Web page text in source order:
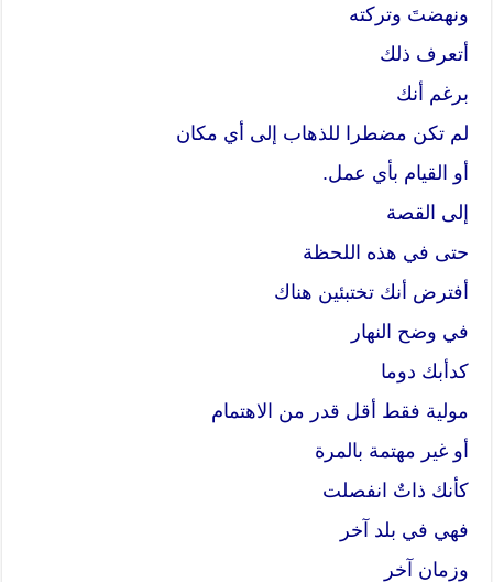
ونهضتَ وتركته
أتعرف ذلك
برغم أنك
لم تكن مضطرا للذهاب إلى أي مكان
أو القيام بأي عمل.
إلى القصة
حتى في هذه اللحظة
أفترض أنك تختبئين هناك
في وضح النهار
كدأبك دوما
مولية فقط أقل قدر من الاهتمام
أو غير مهتمة بالمرة
كأنك ذاتٌ انفصلت
فهي في بلد آخر
وزمان آخر